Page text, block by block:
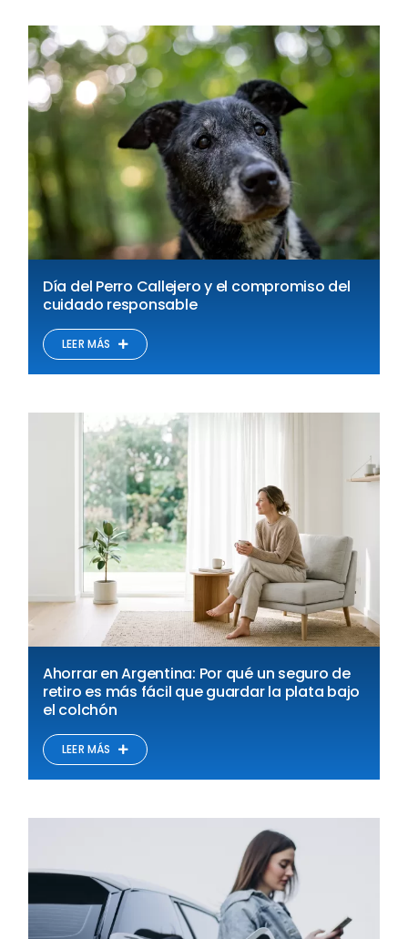
Día del Perro Callejero y el compromiso del
cuidado responsable
LEER MÁS
Ahorrar en Argentina: Por qué un seguro de
retiro es más fácil que guardar la plata bajo
el colchón
LEER MÁS